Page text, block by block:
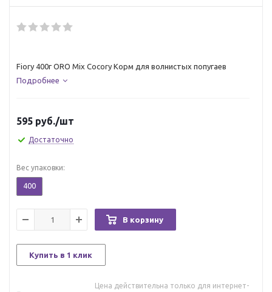
Fiory 400г ORO Mix Cocory Корм для волнистых попугаев
Подробнее
595 руб./шт
Достаточно
Вес упаковки:
400
В корзину
Купить в 1 клик
Цена действительна только для интернет-